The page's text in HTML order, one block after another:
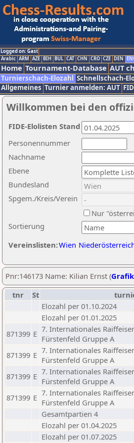
Logged on: Gast
Arabic ARM AZE BIH BUL CAT CHN CRO CZE DEN
Home Tournament-Database AUT
Turnierschach-Elozahl Schnellschach-
Allgemeines Turnier anmelden: AUT
Willkommen bei den
Nachname
Ebene
Sortierung
Personennummer
Bundesland
Spgem./Kreis/Verein
Nur
Vereinslisten:Wien
FIDE-Elolisten Stand
Pnr:146173 Name: Kilian Ernst (
tnr
St
Elozahl per 01.10.2024
Elozahl per 01.01.2025
871399 E 7. Internationales
Fürstenfeld Gruppe A
871399 E 7. Internationales
Fürstenfeld Gruppe A
871399 E 7. Internationales
Fürstenfeld Gruppe A
871399 E 7. Internationales
Fürstenfeld Gruppe A
Gesamtpartien 4
Elozahl per 01.04.2025
Elozahl per 01.07.2025